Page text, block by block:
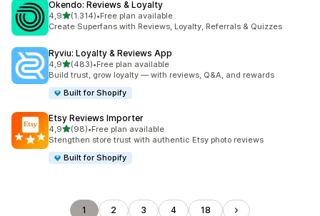
Okendo: Reviews & Loyalty
4,95 yıldız üzerinden
(1.314)
toplam 1314 değerlendirme
•Free plan available
Create Superfans with Reviews, Loyalty, Referrals & Quizzes
Ryviu: Loyalty & Reviews App
4,95 yıldız üzerinden
(483)
toplam 483 değerlendirme
•Free plan available
Build trust, grow loyalty — with reviews, Q&A, and rewards
Built for Shopify
Etsy Reviews Importer
4,95 yıldız üzerinden
(98)
toplam 98 değerlendirme
•Free plan available
Stengthen store trust with authentic Etsy photo reviews
Built for Shopify
1 2 3 4 18